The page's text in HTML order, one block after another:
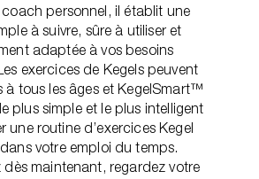
personnel, il établit une
à suivre, sûre à utiliser et
adaptée à vos besoins
exercices de Kegels peuvent
à tous les âges et KegelSmart™
plus simple et le plus intelligent
une routine d’exercices Kegel
votre emploi du temps.
dès maintenant, regardez votre